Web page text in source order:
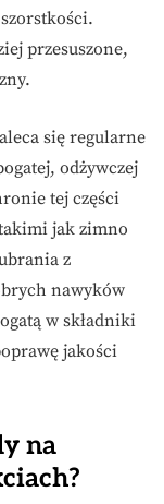
przesuszone,
się regularne
odżywczej
tej części
jak zimno
z
nawyków
w składniki
jakości
na